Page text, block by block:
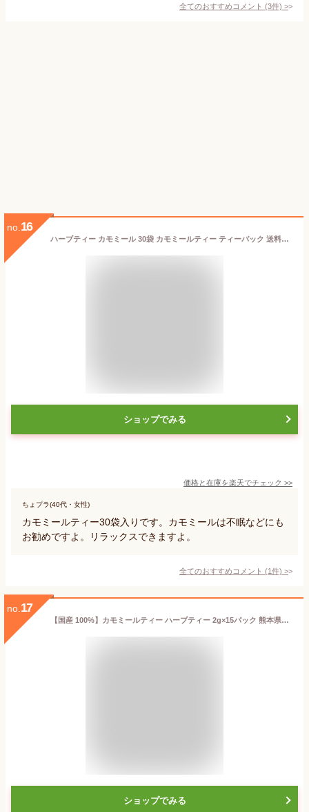
全てのおすすめコメント (3件) >
no. 16
ハーブティー カモミール 30袋 カモミールティー ティーバック 送料無料
ショップでみる
価格と在庫を楽天でチェック >>
ちょプラ(40代・女性)
カモミールティー30袋入りです。カモミールは不眠などにも
お勧めですよ。リラックスできますよ。
全てのおすすめコメント (1件) >
no. 17
【国産 100%】カモミールティー ハーブティー 2g×15パック 熊本県産 ノンカフェイン 無農薬 巣鴨のお茶屋さん 山年園
ショップでみる